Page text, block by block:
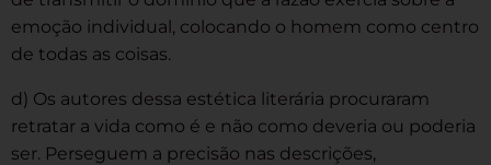
emoção individual, colocando o homem como centro
de todas as coisas.
d) Os autores dessa estética literária procuraram
retratar a vida como é e não como deveria ou poderia
ser. Perseguem a precisão nas descrições,